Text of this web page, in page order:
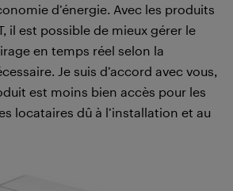
d’énergie. Avec les produits
il est possible de mieux gérer le
en temps réel selon la
Je suis d’accord avec vous,
est moins bien accès pour les
locataires dû à l’installation et au